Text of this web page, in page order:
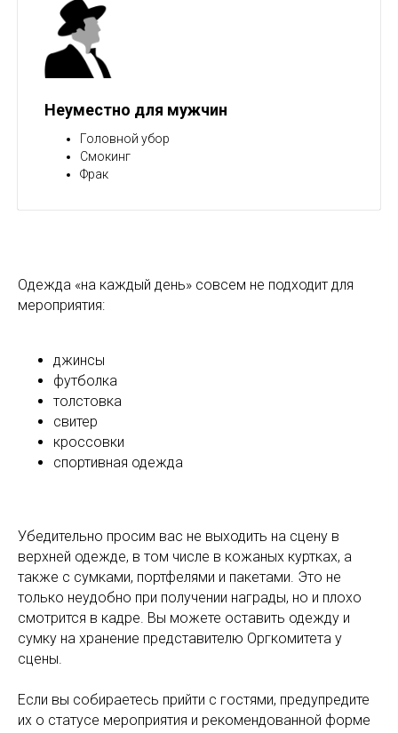
Неуместно для мужчин
Головной убор
Смокинг
Фрак
Одежда «на каждый день» совсем не подходит для
мероприятия:
джинсы
футболка
толстовка
свитер
кроссовки
спортивная одежда
Убедительно просим вас не выходить на сцену в
верхней одежде, в том числе в кожаных куртках, а
также с сумками, портфелями и пакетами. Это не
только неудобно при получении награды, но и плохо
смотрится в кадре. Вы можете оставить одежду и
сумку на хранение представителю Оргкомитета у
сцены.
Если вы собираетесь прийти с гостями, предупредите
их о статусе мероприятия и рекомендованной форме